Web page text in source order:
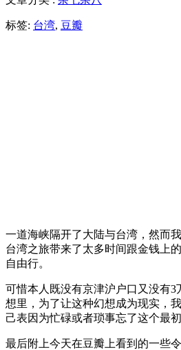
标签: 台湾, 豆瓣
一道海峡隔开了大陆与台湾，然而
台湾之旅带来了太多时间跟金钱上
自由行。
可惜本人既没有京津沪户口又没有
想里，为了让这种幻想成为现实，
己表因为忙碌或者琐事忘了这个最初
最后附上今天在豆瓣上看到的一些